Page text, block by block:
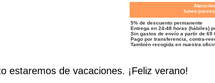
lunes-
5% de descuento permanente
Entrega en 24-48 horas (hábiles)
Sin gastos de envío a partir de 69
Pago por transferencia, contra-
También recogida en nuestra
estaremos de vacaciones. ¡Feliz verano!